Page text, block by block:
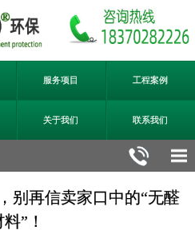
服务项目 工程案例
关于我们 联系我们
别再信卖家口中的“无醛
”！